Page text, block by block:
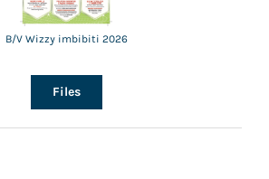
B/V Wizzy imbibiti 2026
Files